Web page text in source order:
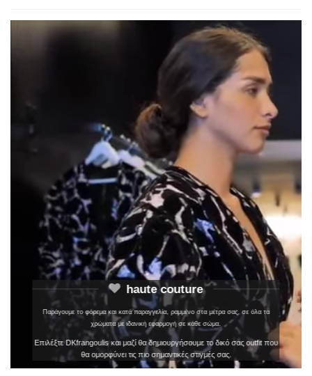
haute couture
Παράγουμε το φόρεμα και κατά παραγγελία, ραμμένο στα μέτρα σας, σε όλα τα
χρώματα με ιδανική εφαρμογή σε κάθε σώμα.
Επιλέξτε DKfrangoulis και μαζί θα δημιουργήσουμε το δικό σας outfit που
θα ομορφύνει τις πιο σημαντικές στιγμές σας.